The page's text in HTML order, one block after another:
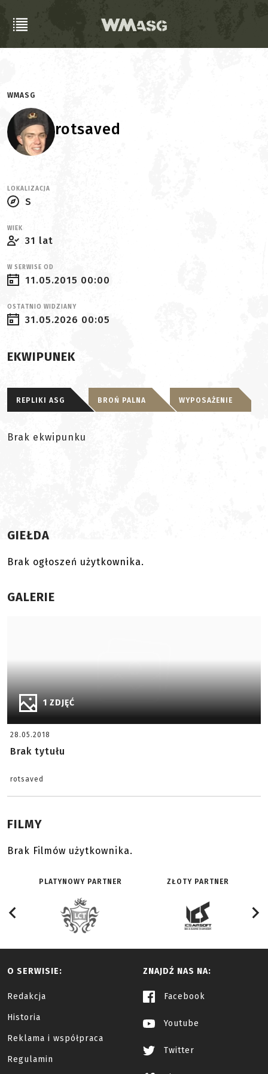
WMASG
rotsaved
LOKALIZACJA
S
WIEK
31 lat
W SERWISE OD
11.05.2015 00:00
OSTATNIO WIDZIANY
31.05.2026 00:05
EKWIPUNEK
REPLIKI ASG BROŃ PALNA WYPOSAŻENIE
Brak ekwipunku
GIEŁDA
Brak ogłoszeń użytkownika.
GALERIE
1 ZDJĘĆ
28.05.2018
Brak tytułu
rotsaved
FILMY
Brak Filmów użytkownika.
PLATYNOWY PARTNER ZŁOTY PARTNER
O SERWISIE:
Redakcja
Historia
Reklama i współpraca
Regulamin
ZNAJDŹ NAS NA:
Facebook
Youtube
Twitter